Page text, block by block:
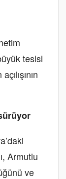
tesisi
Armutlu
ve